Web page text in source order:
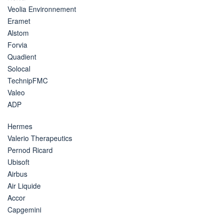
Veolia Environnement
Eramet
Alstom
Forvia
Quadient
Solocal
TechnipFMC
Valeo
ADP
Hermes
Valerio Therapeutics
Pernod Ricard
Ubisoft
Airbus
Air Liquide
Accor
Capgemini